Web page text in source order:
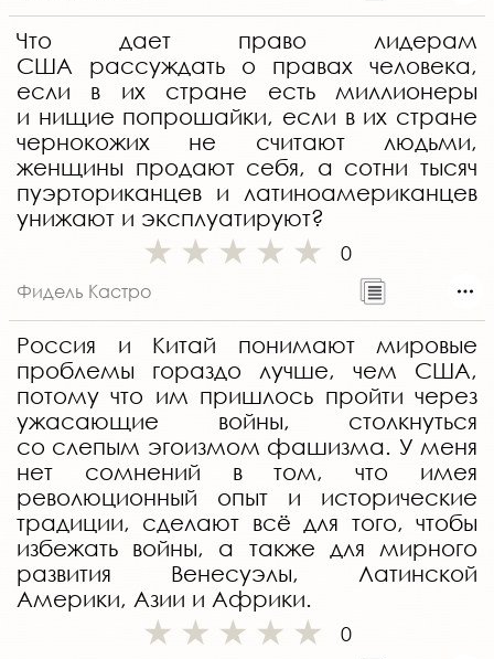
Что дает право лидерам
США рассуждать о правах человека,
если в их стране есть миллионеры
и нищие попрошайки, если в их стране
чернокожих не считают людьми,
женщины продают себя, а сотни тысяч
пуэрториканцев и латиноамериканцев
унижают и эксплуатируют?
0
Фидель Кастро
Россия и Китай понимают мировые
проблемы гораздо лучше, чем США,
потому что им пришлось пройти через
ужасающие войны, столкнуться
со слепым эгоизмом фашизма. У меня
нет сомнений в том, что имея
революционный опыт и исторические
традиции, сделают всё для того, чтобы
избежать войны, а также для мирного
развития Венесуэлы, Латинской
Америки, Азии и Африки.
0